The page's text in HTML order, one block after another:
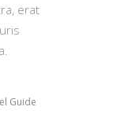
erat
Guide